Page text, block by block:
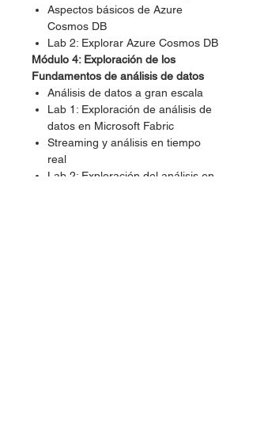
Aspectos básicos de Azure
Cosmos DB
Lab 2: Explorar Azure Cosmos DB
Módulo 4: Exploración de los
Fundamentos de análisis de datos
Análisis de datos a gran escala
Lab 1: Exploración de análisis de
datos en Microsoft Fabric
Streaming y análisis en tiempo
real
Lab 2: Exploración del análisis en